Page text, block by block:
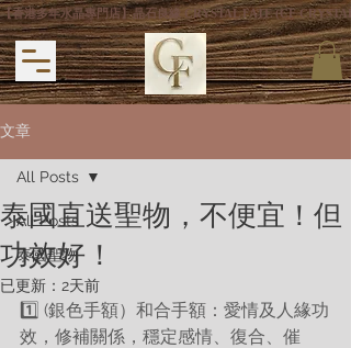
【香港多年水晶專門店】晶石良緣 CRYSTAL FATE (CF
文章
All Posts
泰國聖物
All Posts
泰國直送聖物，不便宜！但
功效好！
已更新： 2天前
1️⃣ (銀色手額）和合手額：愛情及人緣功
效，修補關係，穩定感情、復合、催